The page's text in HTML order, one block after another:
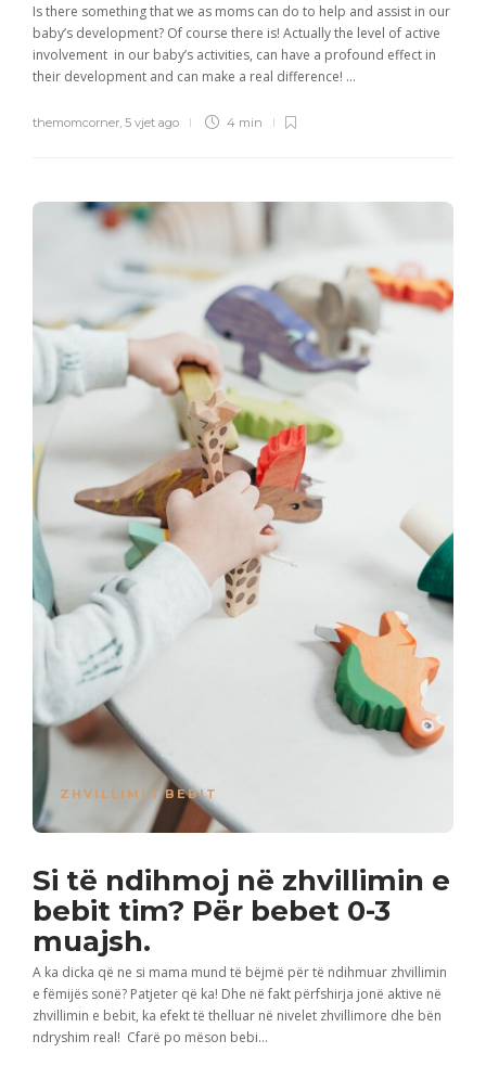
Is there something that we as moms can do to help and assist in our
baby’s development? Of course there is! Actually the level of active
involvement in our baby’s activities, can have a profound effect in
their development and can make a real difference! ...
themomcorner 5 vjet ago 4 min
ZHVILLIMI I BEBIT
Si të ndihmoj në zhvillimin e
bebit tim? Për bebet 0-3
muajsh.
A ka dicka që ne si mama mund të bëjmë për të ndihmuar zhvillimin
e fëmijës sonë? Patjeter që ka! Dhe në fakt përfshirja jonë aktive në
zhvillimin e bebit, ka efekt të thelluar në nivelet zhvillimore dhe bën
ndryshim real! Cfarë po mëson bebi...